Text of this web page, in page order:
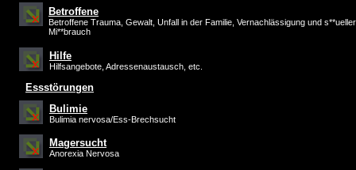
Betroffene
Betroffene Trauma, Gewalt, Unfall in der Familie, Vernachlässigung und s**ueller
Mi**brauch
Hilfe
Hilfsangebote, Adressenaustausch, etc.
Essstörungen
Bulimie
Bulimia nervosa/Ess-Brechsucht
Magersucht
Anorexia Nervosa